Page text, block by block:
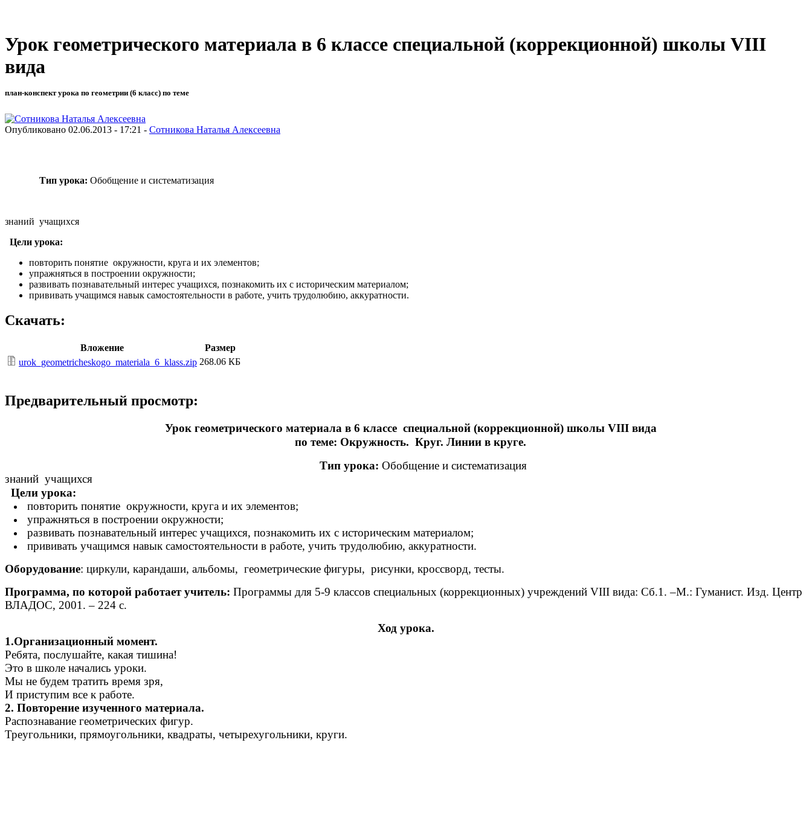
Урок геометрического материала в 6 классе специальной (коррекционной) школы VIII
вида
план-конспект урока по геометрии (6 класс) по теме
Опубликовано 02.06.2013 - 17:21 - Сотникова Наталья Алексеевна
Тип урока: Обобщение и систематизация
знаний учащихся
Цели урока:
повторить понятие окружности, круга и их элементов;
упражняться в построении окружности;
развивать познавательный интерес учащихся, познакомить их с историческим материалом;
прививать учащимся навык самостоятельности в работе, учить трудолюбию, аккуратности.
Скачать:
Вложение
Размер
urok_geometricheskogo_materiala_6_klass.zip 268.06 КБ
Предварительный просмотр:
Урок геометрического материала в 6 классе специальной (коррекционной) школы VIII вида
по теме: Окружность. Круг. Линии в круге.
Тип урока: Обобщение и систематизация
знаний учащихся
Цели урока:
повторить понятие окружности, круга и их элементов;
упражняться в построении окружности;
развивать познавательный интерес учащихся, познакомить их с историческим материалом;
прививать учащимся навык самостоятельности в работе, учить трудолюбию, аккуратности.
Оборудование: циркули, карандаши, альбомы, геометрические фигуры, рисунки, кроссворд, тесты.
Программа, по которой работает учитель: Программы для 5-9 классов специальных (коррекционных) учреждений VIII вида: Сб.1. –М.: Гуманист. Изд. Центр
ВЛАДОС, 2001. – 224 с.
Ход урока.
1.Организационный момент.
Ребята, послушайте, какая тишина!
Это в школе начались уроки.
Мы не будем тратить время зря,
И приступим все к работе.
2. Повторение изученного материала.
Распознавание геометрических фигур.
Треугольники, прямоугольники, квадраты, четырехугольники, круги.